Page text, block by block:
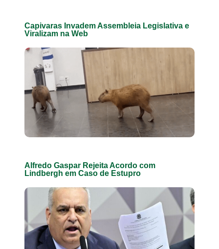
Capivaras Invadem Assembleia Legislativa e
Viralizam na Web
Alfredo Gaspar Rejeita Acordo com
Lindbergh em Caso de Estupro